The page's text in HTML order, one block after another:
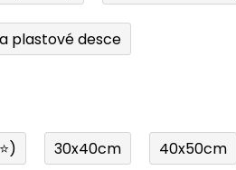
plastové desce
30x40cm 40x50cm